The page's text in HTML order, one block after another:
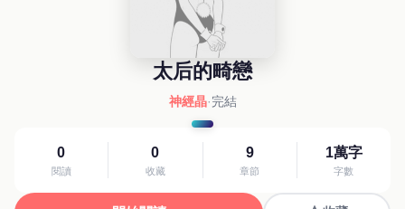
太后的畸戀
神經晶·完結
0
閱讀
0
收藏
9
章節
1萬字
字數